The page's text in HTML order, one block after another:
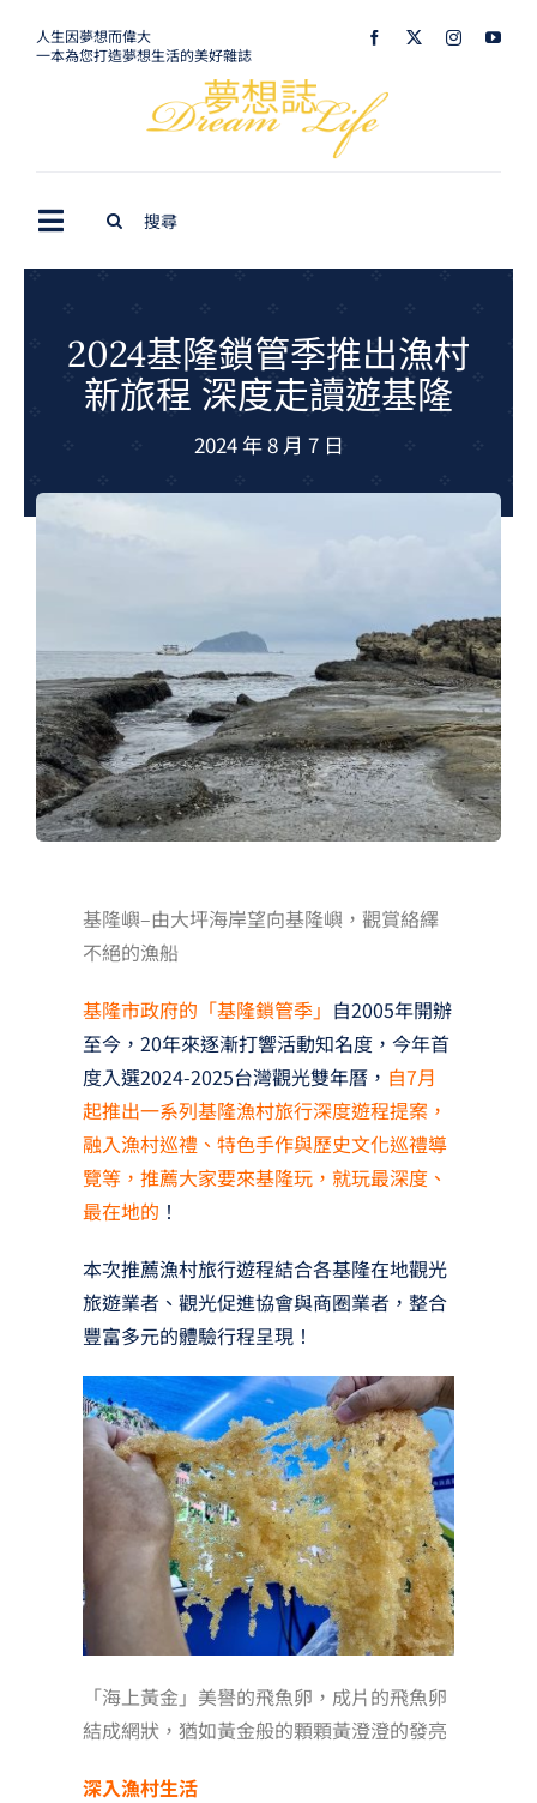
人生因夢想而偉大
一本為您打造夢想生活的美好雜誌
Toggle
Navigation
生活美學
室內設計
夢想旅遊
GCU大賽
夢想購物
2024基隆鎖管季推出漁村
新旅程 深度走讀遊基隆
2024 年 8 月 7 日
基隆嶼–由大坪海岸望向基隆嶼，觀賞絡繹
不絕的漁船
基隆市政府的「基隆鎖管季」 自2005年開辦
至今，20年來逐漸打響活動知名度，今年首
度入選2024-2025台灣觀光雙年曆， 自7月
起推出一系列基隆漁村旅行深度遊程提案，
融入漁村巡禮、特色手作與歷史文化巡禮導
覽等，推薦大家要來基隆玩，就玩最深度、
最在地的 ！
本次推薦漁村旅行遊程結合各基隆在地觀光
旅遊業者、觀光促進協會與商圈業者，整合
豐富多元的體驗行程呈現！
「海上黃金」美譽的飛魚卵，成片的飛魚卵
結成網狀，猶如黃金般的顆顆黃澄澄的發亮
深入漁村生活